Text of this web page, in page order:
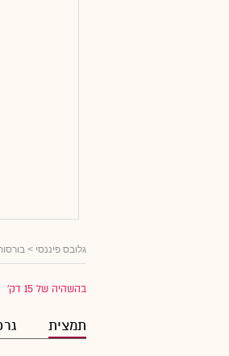
גלובס פיננסי >
בהשהיה של 15 דק'
תמצית